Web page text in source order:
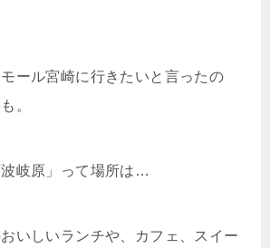
ール宮崎に行きたいと言ったの
。
岐原」って場所は…
いしいランチや、カフェ、スイー